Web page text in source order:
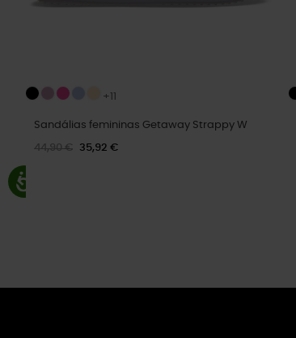
+11
Sandálias femininas Getaway Strappy W
44,90 € 35,92 €